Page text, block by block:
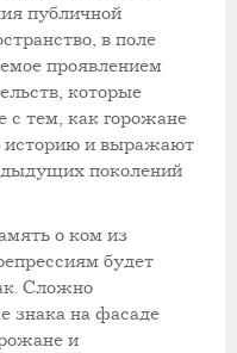
публичной
в поле
проявлением
которые
с тем, как горожане
историю и выражают
поколений
о ком из
будет
Сложно
знака на фасаде
и